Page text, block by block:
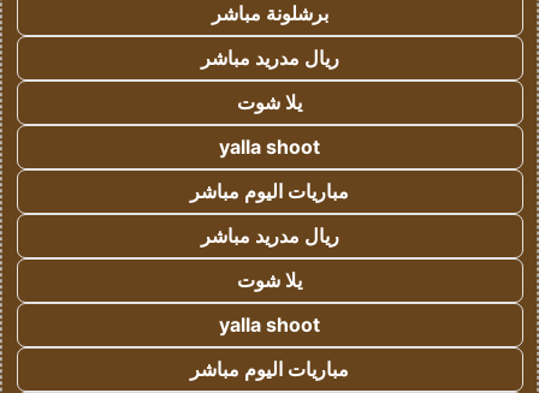
برشلونة مباشر
ريال مدريد مباشر
يلا شوت
yalla shoot
مباريات اليوم مباشر
ريال مدريد مباشر
يلا شوت
yalla shoot
مباريات اليوم مباشر